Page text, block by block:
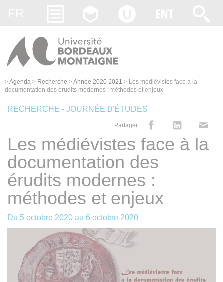
>Agenda > Recherche >Année 2020-2021 > Les médiévistes face à la
documentation des érudits modernes : méthodes et enjeux
RECHERCHE - JOURNÉE D'ÉTUDES
Partager
Les médiévistes face à la
documentation des
érudits modernes :
méthodes et enjeux
Du 5 octobre 2020 au 6 octobre 2020